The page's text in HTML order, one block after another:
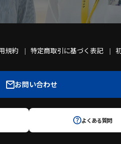
規約 特定商取引に基づく表記
お問い合わせ
よくある質問